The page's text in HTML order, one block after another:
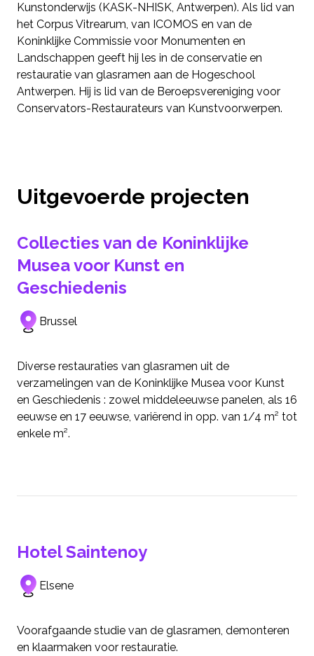
Kunstonderwijs (KASK-NHISK, Antwerpen). Als lid van
het Corpus Vitrearum, van ICOMOS en van de
Koninklijke Commissie voor Monumenten en
Landschappen geeft hij les in de conservatie en
restauratie van glasramen aan de Hogeschool
Antwerpen. Hij is lid van de Beroepsvereniging voor
Conservators-Restaurateurs van Kunstvoorwerpen.
Uitgevoerde projecten
Collecties van de Koninklijke
Musea voor Kunst en
Geschiedenis
Brussel
Diverse restauraties van glasramen uit de
verzamelingen van de Koninklijke Musea voor Kunst
en Geschiedenis : zowel middeleeuwse panelen, als 16
eeuwse en 17 eeuwse, variërend in opp. van 1/4 m² tot
enkele m².
Hotel Saintenoy
Elsene
Voorafgaande studie van de glasramen, demonteren
en klaarmaken voor restauratie.